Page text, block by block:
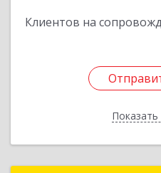
Клиентов на